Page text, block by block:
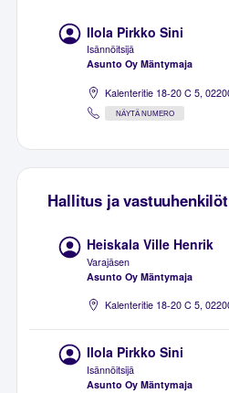
Ilola Pirkko Sini
Isännöitsijä
Asunto Oy Mäntymaja
Kalenteritie 18-20 C 5,
NÄYTÄ NUMERO
Hallitus ja
Heiskala Ville Henrik
Varajäsen
Asunto Oy Mäntymaja
Kalenteritie 18-20 C 5,
Ilola Pirkko Sini
Isännöitsijä
Asunto Oy Mäntymaja